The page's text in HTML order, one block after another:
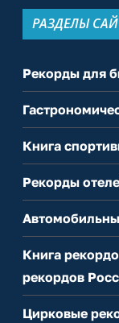
РАЗДЕЛЫ
Рекорды для
Книга
Рекорды
Книга
рекордов
Цирковые